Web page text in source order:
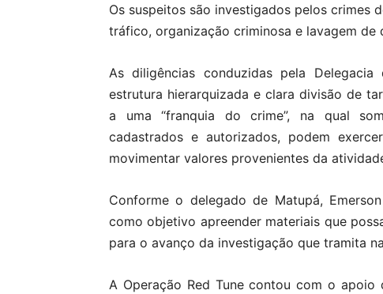
Os suspeitos são investigados pelos crimes
tráfico, organização criminosa e lavagem de
As diligências conduzidas pela
estrutura hierarquizada e clara divisão de
a uma “franquia do crime”, na qual
cadastrados e autorizados, podem
movimentar valores provenientes da
Conforme o delegado de Matupá,
como objetivo apreender materiais que
para o avanço da investigação que tramita
A Operação Red Tune contou com o